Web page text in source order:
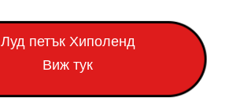
Луд петък Хиполенд
Виж тук